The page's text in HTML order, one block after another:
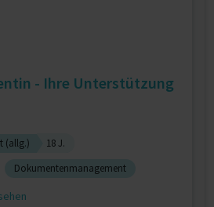
- Ihre Unterstützung
(allg.)
18 J.
Dokumentenmanagement